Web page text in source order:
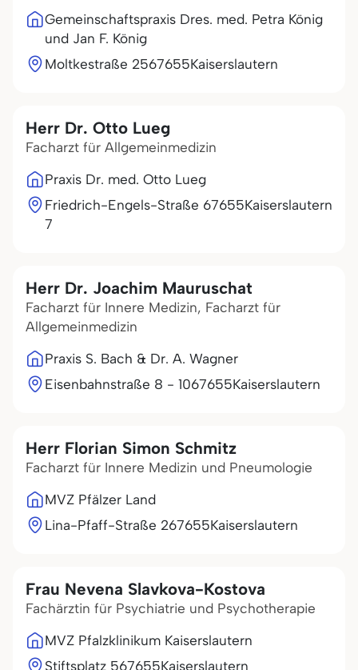
Gemeinschaftspraxis Dres. med. Petra König
und Jan F. König
Moltkestraße 2567655Kaiserslautern
Herr Dr. Otto Lueg
Facharzt für Allgemeinmedizin
Praxis Dr. med. Otto Lueg
Friedrich-Engels-Straße
7
67655Kaiserslautern
Herr Dr. Joachim Mauruschat
Facharzt für Innere Medizin, Facharzt für
Allgemeinmedizin
Praxis S. Bach & Dr. A. Wagner
Eisenbahnstraße 8 - 1067655Kaiserslautern
Herr Florian Simon Schmitz
Facharzt für Innere Medizin und Pneumologie
MVZ Pfälzer Land
Lina-Pfaff-Straße 267655Kaiserslautern
Frau Nevena Slavkova-Kostova
Fachärztin für Psychiatrie und Psychotherapie
MVZ Pfalzklinikum Kaiserslautern
Stiftsplatz 567655Kaiserslautern